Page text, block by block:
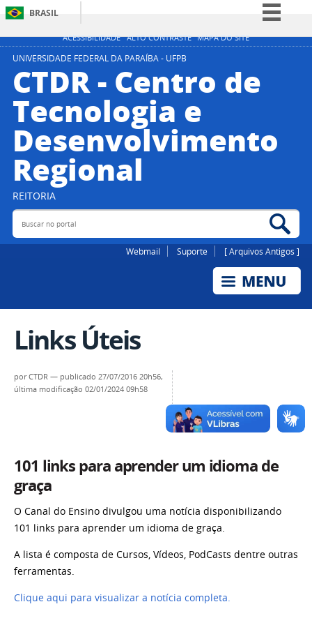
ACESSIBILIDADE ALTO CONTRASTE MAPA DO SITE
BRASIL
Simplifique!
Participe
Legislação
Canais
UNIVERSIDADE FEDERAL DA PARAÍBA - UFPB
CTDR - Centro de
Tecnologia e
Desenvolvimento
Regional
REITORIA
Buscar no portal
Webmail Suporte [ Arquivos Antigos ]
Links Úteis
porCTDR — publicado 27/07/2016 20h56,
última modificação 02/01/2024 09h58
101 links para aprender um idioma de
graça
O Canal do Ensino divulgou uma notícia disponibilizando
101 links para aprender um idioma de graça.
A lista é composta de Cursos, Vídeos, PodCasts dentre outras
ferramentas.
Clique aqui para visualizar a notícia completa.